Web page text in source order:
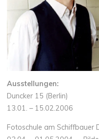
Ausstellungen:
Duncker 15 (Berlin)
13.01. – 15.02.2006
Fotoschule am Schiffbauer